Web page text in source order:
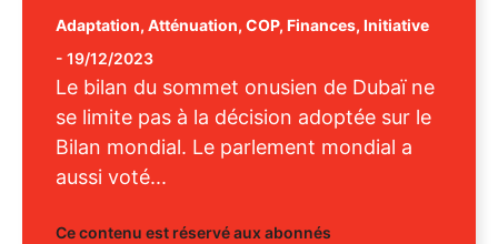
Adaptation, Atténuation, COP, Finances, Initiative
- 19/12/2023
Le bilan du sommet onusien de Dubaï ne
se limite pas à la décision adoptée sur le
Bilan mondial. Le parlement mondial a
aussi voté...
Ce contenu est réservé aux abonnés